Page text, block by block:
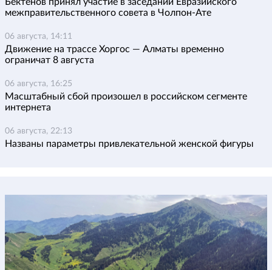
межправительственного совета в Чолпон-Ате
06 августа, 14:11
Движение на трассе Хоргос — Алматы временно
ограничат 8 августа
06 августа, 16:25
Масштабный сбой произошел в российском сегменте
интернета
06 августа, 22:13
Названы параметры привлекательной женской фигуры